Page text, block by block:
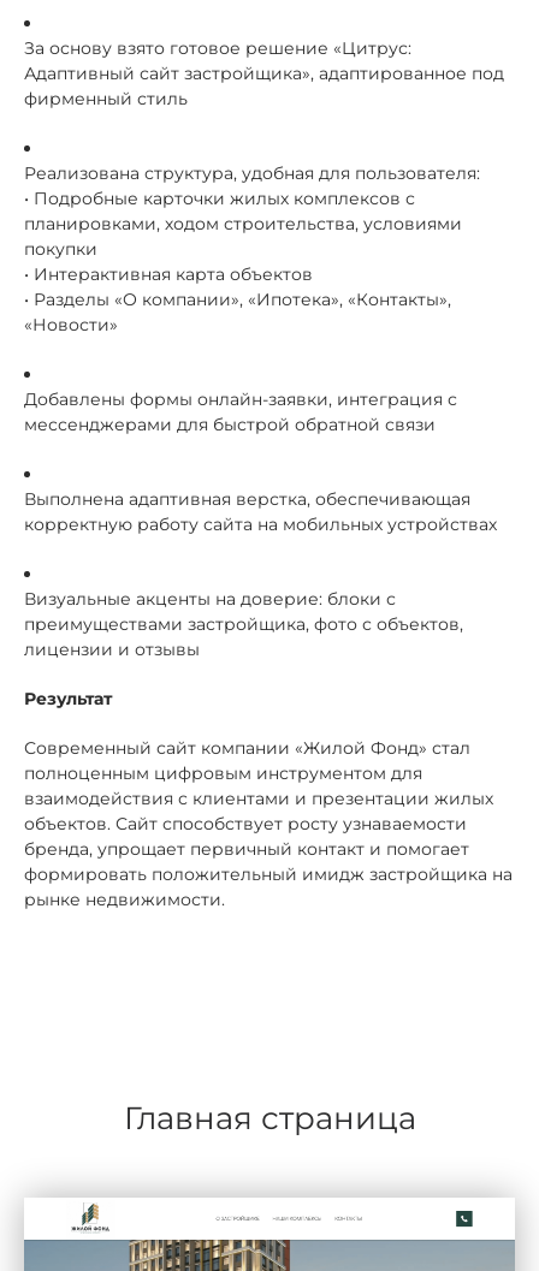
За основу взято готовое решение «Цитрус:
Адаптивный сайт застройщика», адаптированное под
фирменный стиль
Реализована структура, удобная для пользователя:
• Подробные карточки жилых комплексов с
планировками, ходом строительства, условиями
покупки
• Интерактивная карта объектов
• Разделы «О компании», «Ипотека», «Контакты»,
«Новости»
Добавлены формы онлайн-заявки, интеграция с
мессенджерами для быстрой обратной связи
Выполнена адаптивная верстка, обеспечивающая
корректную работу сайта на мобильных устройствах
Визуальные акценты на доверие: блоки с
преимуществами застройщика, фото с объектов,
лицензии и отзывы
Результат
Современный сайт компании «Жилой Фонд» стал
полноценным цифровым инструментом для
взаимодействия с клиентами и презентации жилых
объектов. Сайт способствует росту узнаваемости
бренда, упрощает первичный контакт и помогает
формировать положительный имидж застройщика на
рынке недвижимости.
Главная страница